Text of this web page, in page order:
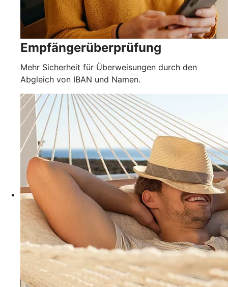
Empfängerüberprüfung
Mehr Sicherheit für Überweisungen durch den
Abgleich von IBAN und Namen.